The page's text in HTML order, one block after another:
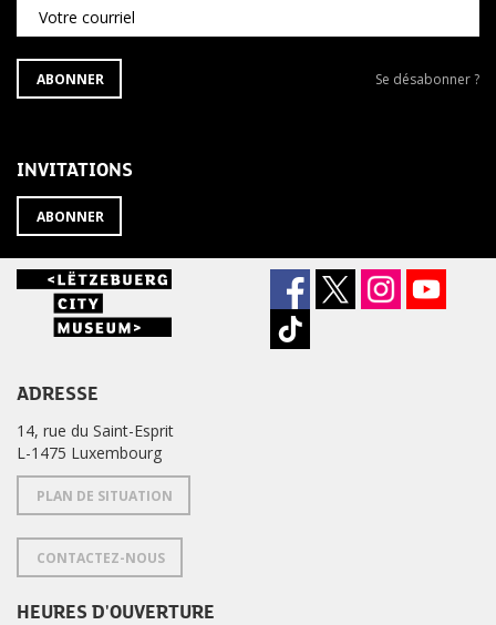
Votre courriel
S'ABONNER
À
ABONNER
Se
Se désabonner ?
INVITATIONS
ABONNER
ADRESSE
14, rue du Saint-Esprit
L-1475 Luxembourg
PLAN DE SITUATION
CONTACTEZ-NOUS
HEURES D'OUVERTURE